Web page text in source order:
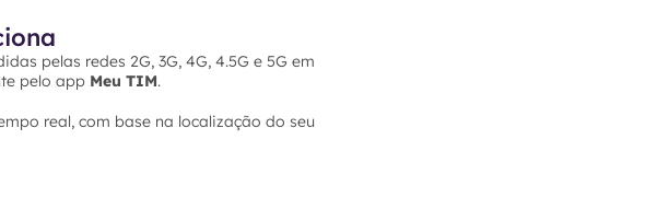
pelas redes 2G, 3G, 4G, 4.5G e 5G em
pelo app Meu TIM.
real, com base na localização do seu